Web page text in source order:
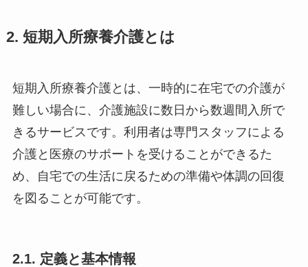
2. 短期入所療養介護とは
短期入所療養介護とは、一時的に在宅での介護が
難しい場合に、介護施設に数日から数週間入所で
きるサービスです。利用者は専門スタッフによる
介護と医療のサポートを受けることができるた
め、自宅での生活に戻るための準備や体調の回復
を図ることが可能です。
2.1. 定義と基本情報